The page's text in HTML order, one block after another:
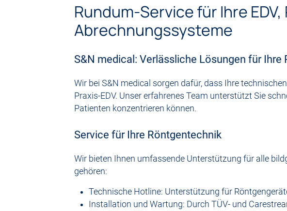
Rundum-Service für Ihre
Abrechnungssysteme
S&N medical: Verlässliche Lösungen für Ihre
Wir bei S&N medical sorgen dafür, dass Ihre
Praxis-EDV. Unser erfahrenes Team unterstützt Sie
Patienten konzentrieren können.
Service für Ihre Röntgentechnik
Wir bieten Ihnen umfassende Unterstützung für alle
gehören:
Technische Hotline: Unterstützung für
Installation und Wartung: Durch TÜV- und